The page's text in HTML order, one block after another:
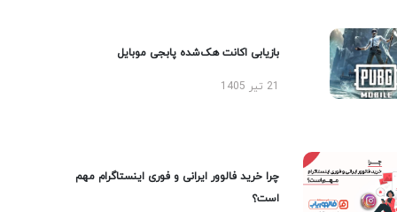
بازیابی اکانت هک‌شده پابجی موبایل
چرا خرید فالوور ایرانی و فوری اینستاگرام مهم
است؟